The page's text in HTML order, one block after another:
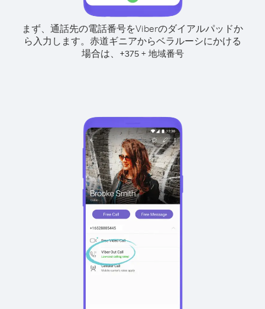
まず、通話先の電話番号をViberのダイアルパッドか
ら入力します。 赤道ギニアからベラルーシにかける
場合は、
+375+ 地域番号